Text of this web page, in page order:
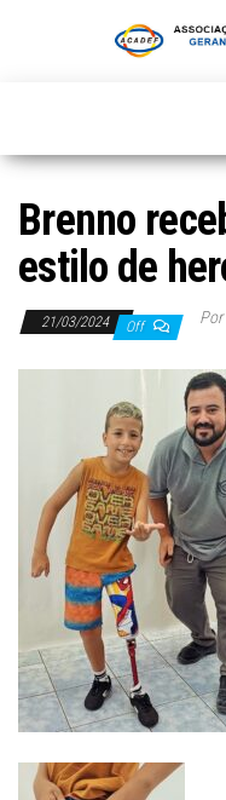
Brenno
estilo de
21/03/2024 Off Por